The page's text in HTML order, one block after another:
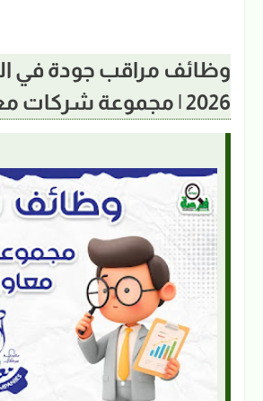
وظائف مراقب جودة في
2026 | مجموعة شركات معاوية البرير